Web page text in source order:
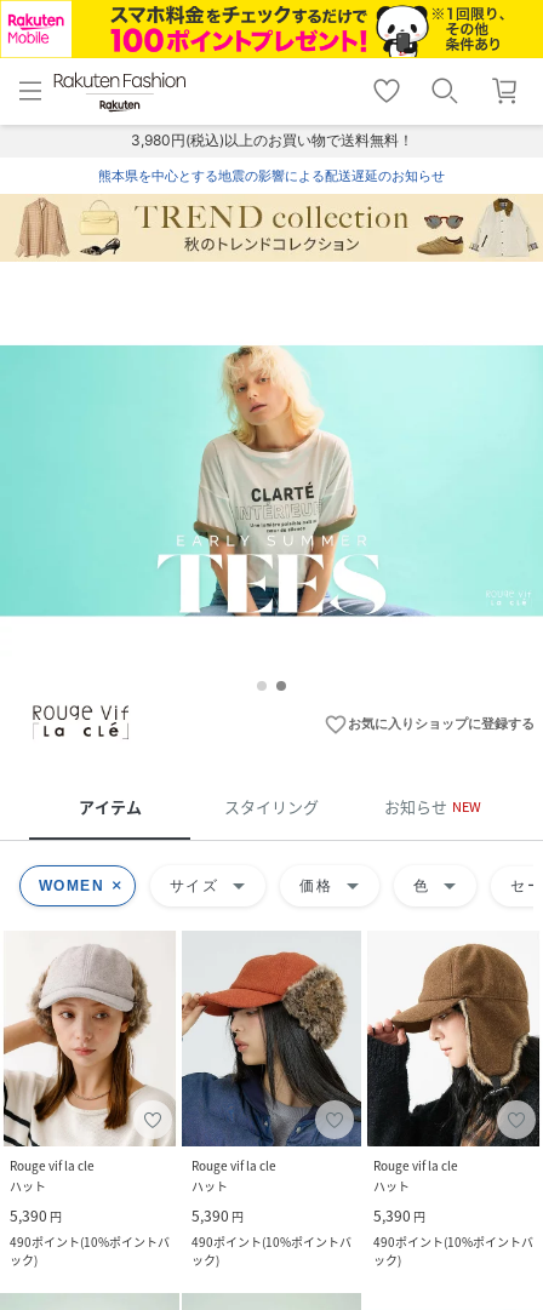
menu home
トップ
shopping_cart lock_outline
ログイン
3,980円(税込)以上のお買い物で送料無料！
熊本県を中心とする地震の影響による配送遅延のお知らせ
favorite_borderお気に入りショップに登録する
アイテム スタイリング お知らせ NEW
WOMEN サイズ arrow_drop_down 価格 arrow_drop_down 色 arrow_drop_down セ
Rouge vif la cle
ハット
5,390 円
490ポイント(10%ポイントバ
ック)
Rouge vif la cle
ハット
5,390 円
490ポイント(10%ポイントバ
ック)
Rouge vif la cle
ハット
5,390 円
490ポイント(10%ポイントバ
ック)